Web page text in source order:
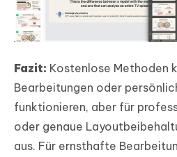
Fazit: Kostenlose Methoden
Bearbeitungen oder
funktionieren, aber für
oder genaue
aus. Für ernsthafte